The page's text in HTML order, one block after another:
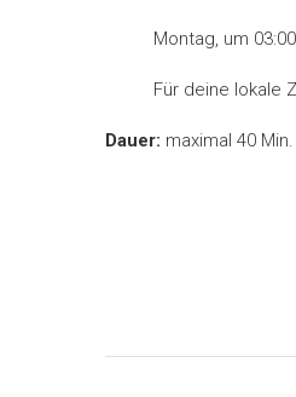
Montag, um
Für deine lokale
Dauer: maximal 40 Min.